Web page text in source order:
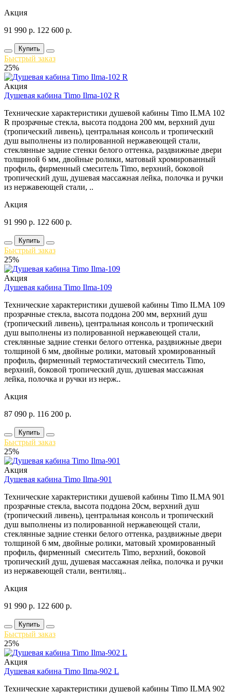
Акция
91 990 р. 122 600 р.
Купить
Быстрый заказ
25%
Акция
Душевая кабина Timo Ilma-102 R
Технические характеристики душевой кабины Timo ILMA 102
R прозрачные стекла, высота поддона 200 мм, верхний душ
(тропический ливень), центральная консоль и тропический
душ выполнены из полированной нержавеющей стали,
стеклянные задние стенки белого оттенка, раздвижные двери
толщиной 6 мм, двойные ролики, матовый хромированный
профиль, фирменный смеситель Timo, верхний, боковой
тропический душ, душевая массажная лейка, полочка и ручки
из нержавеющей стали, ..
Акция
91 990 р. 122 600 р.
Купить
Быстрый заказ
25%
Акция
Душевая кабина Timo Ilma-109
Технические характеристики душевой кабины Timo ILMA 109
прозрачные стекла, высота поддона 200 мм, верхний душ
(тропический ливень), центральная консоль и тропический
душ выполнены из полированной нержавеющей стали,
стеклянные задние стенки белого оттенка, раздвижные двери
толщиной 6 мм, двойные ролики, матовый хромированный
профиль, фирменный термостатический смеситель Timo,
верхний, боковой тропический душ, душевая массажная
лейка, полочка и ручки из нерж..
Акция
87 090 р. 116 200 р.
Купить
Быстрый заказ
25%
Акция
Душевая кабина Timo Ilma-901
Технические характеристики душевой кабины Timo ILMA 901
прозрачные стекла, высота поддона 20см, верхний душ
(тропический ливень), центральная консоль и тропический
душ выполнены из полированной нержавеющей стали,
стеклянные задние стенки белого оттенка, раздвижные двери
толщиной 6 мм, двойные ролики, матовый хромированный
профиль, фирменный смеситель Timo, верхний, боковой
тропический душ, душевая массажная лейка, полочка и ручки
из нержавеющей стали, вентиляц..
Акция
91 990 р. 122 600 р.
Купить
Быстрый заказ
25%
Акция
Душевая кабина Timo Ilma-902 L
Технические характеристики душевой кабины Timo ILMA 902